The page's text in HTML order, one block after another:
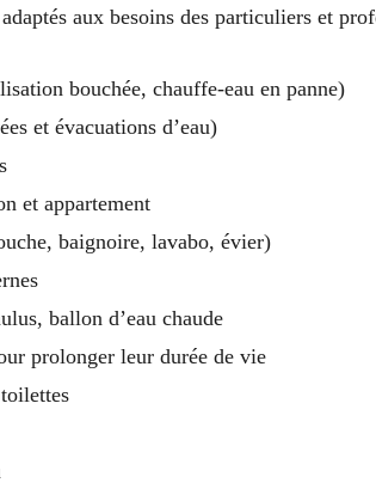
aux besoins des particuliers et
bouchée, chauffe-eau en panne)
et évacuations d’eau)
et appartement
baignoire, lavabo, évier)
ballon d’eau chaude
prolonger leur durée de vie